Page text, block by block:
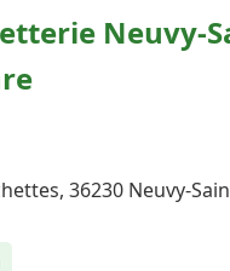
Neuvy-
36230 Neuvy-